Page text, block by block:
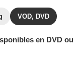
VOD, DVD
en DVD ou